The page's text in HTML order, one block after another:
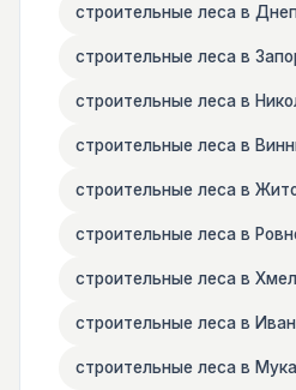
строительные леса в
строительные леса в
строительные леса в
строительные леса в
строительные леса в
строительные леса в
строительные леса в
строительные леса в
строительные леса в